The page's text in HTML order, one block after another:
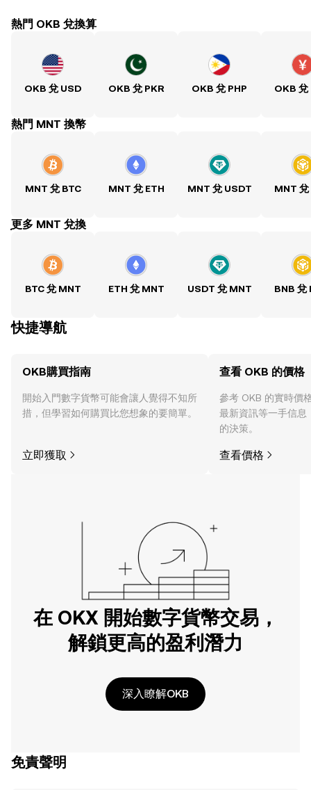
熱門 OKB 兌換算
OKB 兌 USD OKB 兌 PKR OKB 兌 PHP OKB 兌
熱門 MNT 換幣
MNT 兌 BTC MNT 兌 ETH MNT 兌 USDT MNT 兌
ִִִִִִִִִִִִִִִִִִִִִִִִִִִִִִִִִִִִִִִִִִִִִִִִ更多 MNT 兌換
BTC 兌 MNT ETH 兌 MNT USDT 兌 MNT BNB 兌
快捷導航
OKB購買指南
開始入門數字貨幣可能會讓人覺得不知所
措，但學習如何購買比您想象的要簡單。
立即獲取
查看 OKB 的價格
參考 OKB 的實時價
最新資訊等一手信息
的決策。
查看價格
在 OKX 開始數字貨幣交易，
解鎖更高的盈利潛力
深入瞭解OKB
免責聲明